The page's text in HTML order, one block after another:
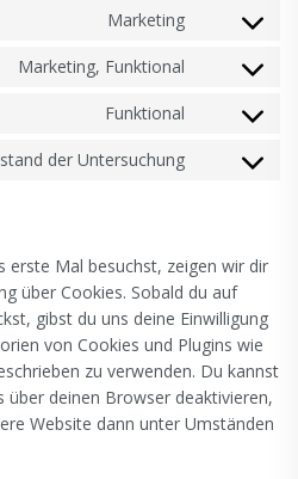
wordpress
service
elementor
Marketing
Consent
service
google-
Marketing, Funktional
Consent
service
facebook
Funktional
Consent
service
der Untersuchung
Consent
erste Mal besuchst, zeigen wir dir
über Cookies. Sobald du auf
gibst du uns deine Einwilligung
von Cookies und Plugins wie
zu verwenden. Du kannst
über deinen Browser deaktivieren,
Website dann unter Umständen